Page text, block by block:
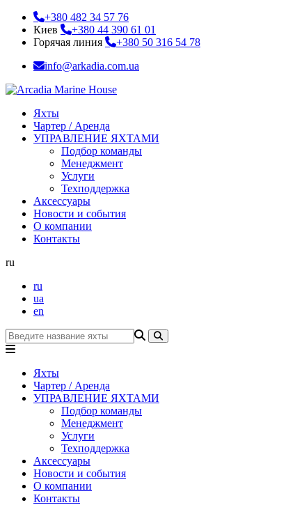
+380 482 34 57 76
Киев
+380 44 390 61 01
Горячая линия
+380 50 316 54 78
info@arkadia.com.ua
Яхты
Чартер / Аренда
УПРАВЛЕНИЕ ЯХТАМИ
Подбор команды
Менеджмент
Услуги
Техподдержка
Аксессуары
Новости и события
О компании
Контакты
ru
ru
ua
en
Яхты
Чартер / Аренда
УПРАВЛЕНИЕ ЯХТАМИ
Подбор команды
Менеджмент
Услуги
Техподдержка
Аксессуары
Новости и события
О компании
Контакты